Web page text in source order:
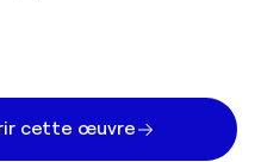
cette œuvre